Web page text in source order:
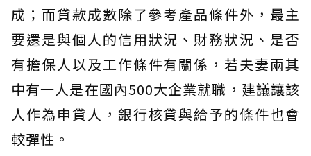
成；而貸款成數除了參考產品條件外，最主
要還是與個人的信用狀況、財務狀況、是否
有擔保人以及工作條件有關係，若夫妻兩其
中有一人是在國內500大企業就職，建議讓該
人作為申貸人，銀行核貸與給予的條件也會
較彈性。